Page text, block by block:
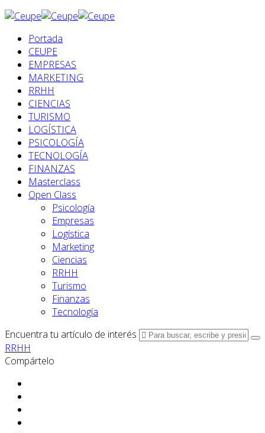
Portada
CEUPE
EMPRESAS
MARKETING
RRHH
CIENCIAS
TURISMO
LOGÍSTICA
PSICOLOGÍA
TECNOLOGÍA
FINANZAS
Masterclass
Open Class
Psicología
Empresas
Logística
Marketing
Ciencias
RRHH
Turismo
Finanzas
Tecnología
Encuentra tu artículo de interés
RRHH
Compártelo